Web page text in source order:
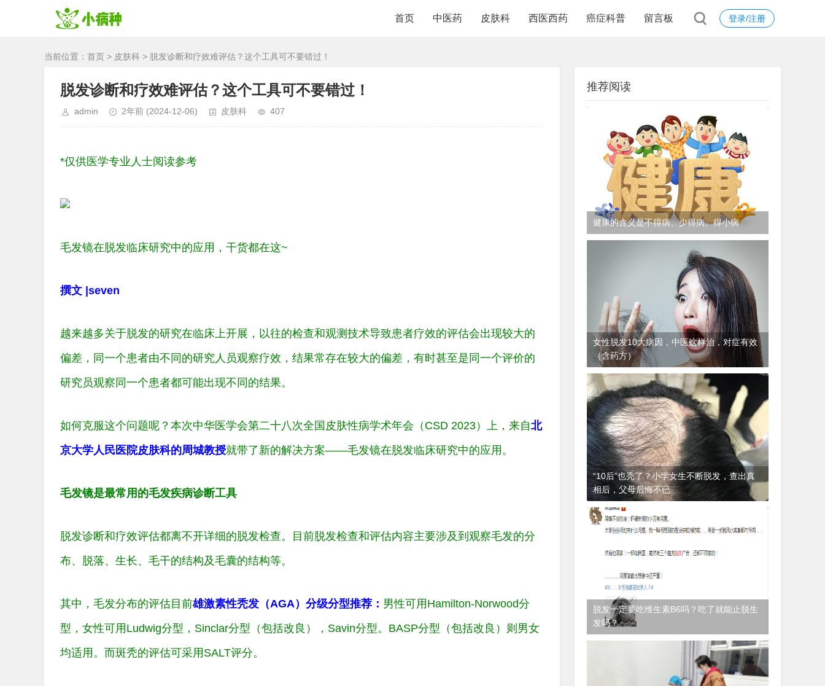
登录/注册
首页 中医药 皮肤科 西医西药 癌症科普 留言板
当前位置： 首页 > 皮肤科 > 脱发诊断和疗效难评估？这个工具可不要错过！
脱发诊断和疗效难评估？这个工具可不要错过！
admin 2年前 (2024-12-06) 皮肤科 407
*仅供医学专业人士阅读参考
毛发镜在脱发临床研究中的应用，干货都在这~
撰文 |seven
越来越多关于脱发的研究在临床上开展，以往的检查和观测技术导致患者疗效的评估会出现较大的
偏差，同一个患者由不同的研究人员观察疗效，结果常存在较大的偏差，有时甚至是同一个评价的
研究员观察同一个患者都可能出现不同的结果。
如何克服这个问题呢？本次中华医学会第二十八次全国皮肤性病学术年会（CSD 2023）上，来自北
京大学人民医院皮肤科的周城教授就带了新的解决方案——毛发镜在脱发临床研究中的应用。
毛发镜是最常用的毛发疾病诊断工具
脱发诊断和疗效评估都离不开详细的脱发检查。目前脱发检查和评估内容主要涉及到观察毛发的分
布、脱落、生长、毛干的结构及毛囊的结构等。
其中，毛发分布的评估目前雄激素性秃发（AGA）分级分型推荐： 男性可用Hamilton-Norwood分
型，女性可用Ludwig分型，Sinclar分型（包括改良），Savin分型。BASP分型（包括改良）则男女
均适用。而斑秃的评估可采用SALT评分。
推荐阅读
健康的含义是不得病、少得病、得小病
1年前(2024-12-06) 皮肤科
女性脱发10大病因，中医这样治，对症有效
（含药方）
1年前(2024-12-06) 皮肤科
“10后”也秃了？小学女生不断脱发，查出真
相后，父母后悔不已
脱发一定要吃维生素B6吗？吃了就能止脱生
发吗？